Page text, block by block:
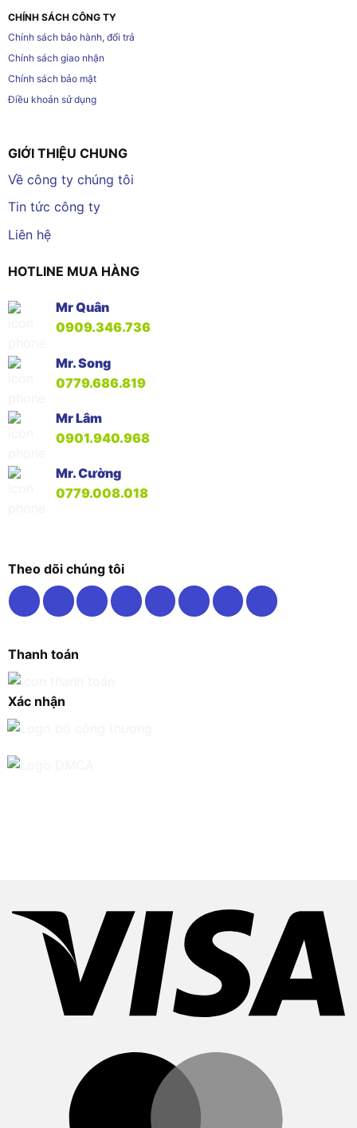
CHÍNH SÁCH CÔNG TY
Chính sách bảo hành, đổi trả
Chính sách giao nhận
Chính sách bảo mật
Điều khoản sử dụng
GIỚI THIỆU CHUNG
Về công ty chúng tôi
Tin tức công ty
Liên hệ
HOTLINE MUA HÀNG
Mr Quân
0909.346.736
Mr. Song
0779.686.819
Mr Lâm
0901.940.968
Mr. Cường
0779.008.018
Theo dõi chúng tôi
Thanh toán
Xác nhận